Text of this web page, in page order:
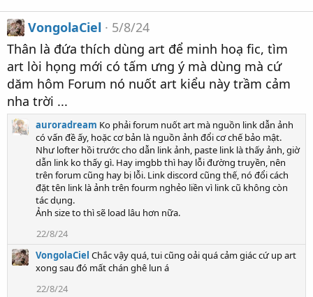
VongolaCiel
5/8/24
Thân là đứa thích dùng art để minh hoạ fic, tìm
art lòi họng mới có tấm ưng ý mà dùng mà cứ
dăm hôm Forum nó nuốt art kiểu này trầm cảm
nha trời ...
auroradream Ko phải forum nuốt art mà nguồn link dẫn ảnh
có vấn đề ấy, hoặc cơ bản là nguồn ảnh đổi cơ chế bảo mật.
Như lofter hồi trước cho dẫn link ảnh, paste link là thấy ảnh, giờ
dẫn link ko thấy gì. Hay imgbb thì hay lỗi đường truyền, nên
trên forum cũng hay bị lỗi. Link discord cũng thế, nó đổi cách
đặt tên link là ảnh trên fourm nghẻo liền vì link cũ không còn
tác dụng.
Ảnh size to thì sẽ load lâu hơn nữa.
22/8/24
VongolaCiel Chắc vậy quá, tui cũng oải quá cảm giác cứ up art
xong sau đó mất chán ghê lun á
22/8/24